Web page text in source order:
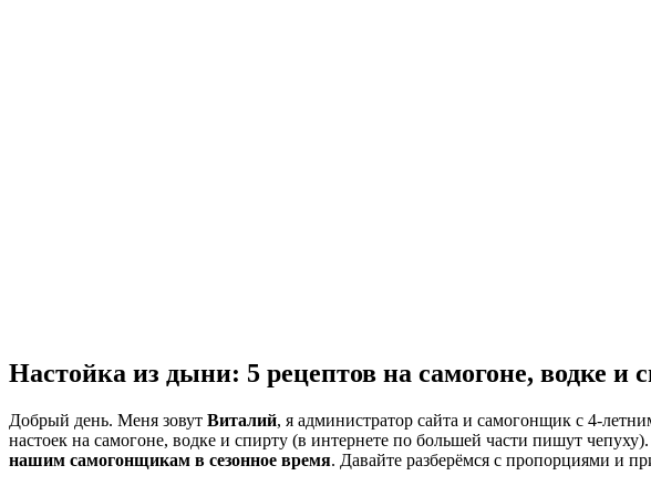
Настойка из дыни: 5 рецептов на самогоне, водке и
Добрый день. Меня зовут Виталий, я администратор сайта и самогонщик с 4-
настоек на самогоне, водке и спирту (в интернете по большей части пишут
нашим самогонщикам в сезонное время. Давайте разберёмся с пропорциями и